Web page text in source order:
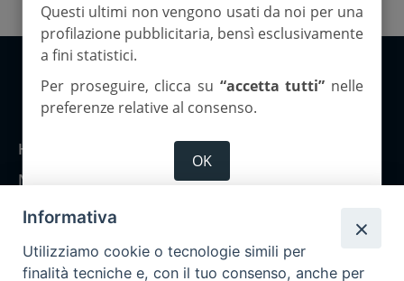
Copyright 2026 ©Corriere Cesenate
Home
Notizie
Rubriche
Chi siamo
Come abbonarsi
Questi ultimi non vengono usati da noi per una
profilazione pubblicitaria, bensì esclusivamente
a fini statistici.
Per proseguire, clicca su “accetta tutti” nelle
preferenze relative al consenso.
OK
Informativa
Utilizziamo cookie o tecnologie simili per
finalità tecniche e, con il tuo consenso, anche per